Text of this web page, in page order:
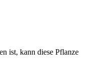
ist, kann diese Pflanze